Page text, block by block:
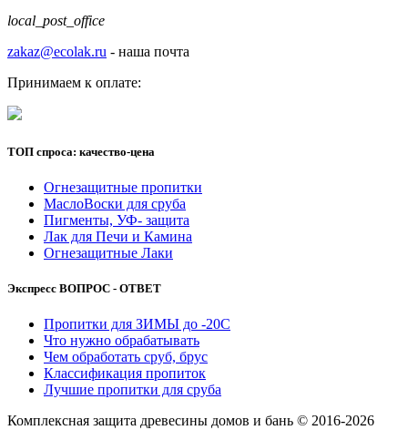
local_post_office
zakaz@ecolak.ru - наша почта
Принимаем к оплате:
ТОП спроса: качество-цена
Огнезащитные пропитки
МаслоВоски для сруба
Пигменты, УФ- защита
Лак для Печи и Камина
Огнезащитные Лаки
Экспресс ВОПРОС - ОТВЕТ
Пропитки для ЗИМЫ до -20С
Что нужно обрабатывать
Чем обработать сруб, брус
Классификация пропиток
Лучшие пропитки для сруба
Комплексная защита древесины домов и бань © 2016-2026